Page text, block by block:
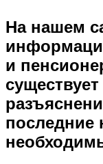
На нашем
и
последние